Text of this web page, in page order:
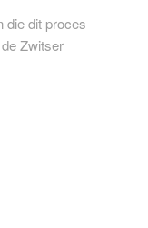
die dit proces
Zwitser